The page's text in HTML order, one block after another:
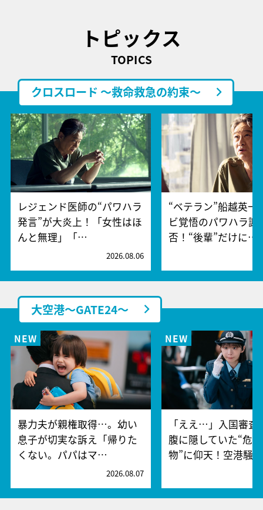
トピックス
TOPICS
クロスロード ～救命救急の約束～
レジェンド医師の“パワハラ
発言”が大炎上！「女性はほ
んと無理」「…
2026.08.06
“ベテラン”船越英一
ビ覚悟のパワハラ謝
否！“後輩”だけに…
大空港～GATE24～
暴力夫が親権取得…。幼い
息子が切実な訴え「帰りた
くない。パパはマ…
2026.08.07
「ええ…」入国審査
腹に隠していた“危
物”に仰天！空港騒